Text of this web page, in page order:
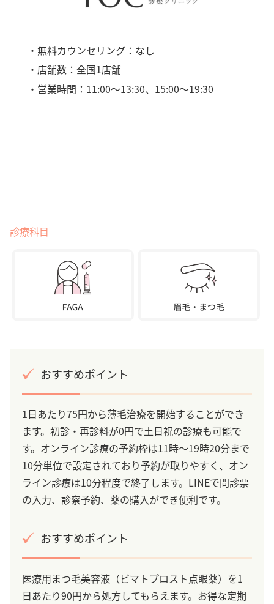
・無料カウンセリング：なし
・店舗数：全国1店舗
・営業時間：11:00〜13:30、15:00〜19:30
診療科目
おすすめポイント
1日あたり75円から薄毛治療を開始することができ
ます。初診・再診料が0円で土日祝の診療も可能で
す。オンライン診療の予約枠は11時～19時20分まで
10分単位で設定されており予約が取りやすく、オン
ライン診療は10分程度で終了します。LINEで問診票
の入力、診察予約、薬の購入ができ便利です。
おすすめポイント
医療用まつ毛美容液（ビマトプロスト点眼薬）を1
日あたり90円から処方してもらえます。お得な定期